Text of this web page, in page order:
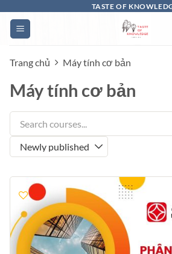
qua
nội
TASTE OF
Trang chủ Máy tính cơ bản
Máy tính cơ bản